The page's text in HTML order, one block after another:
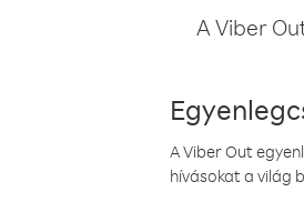
A Viber
A Viber Out
hívásokat a világ